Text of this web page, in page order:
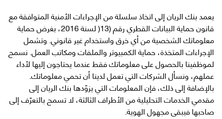
يعمد بنك الريان إلى اتخاذ سلسلة من الإجراءات الأمنية المتوافقة مع
قانون حماية البيانات القطري رقم (13( لسنة 2016، بغرض حماية
معلوماتك الشخصية من أي خرق واستخدام غير قانوني. وتشمل
الإجراءات المتخذة، حماية الكمبيوتر والملفات ومكاتب العمل. نسمح
لموظفينا بالحصول على معلوماتك فقط عندما يحتاجون إليها لأداء
عملهم، ونسأل الشركات التي تعمل لدينا أن تحمي معلوماتك.
بالإضافة إلى ذلك، فإن المعلومات التي يزوّدها بنك الريان إلى
مقدمي الخدمات التحليلية من الأطراف الثالثة، لا تسمح بالتعرّف إلى
صاحبها فيبقى مجهول الهوية.